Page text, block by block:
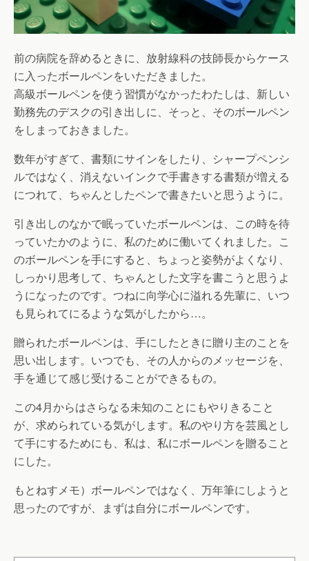
前の病院を辞めるときに、放射線科の技師長からケース
に入ったボールペンをいただきました。
高級ボールペンを使う習慣がなかったわたしは、新しい
勤務先のデスクの引き出しに、そっと、そのボールペン
をしまっておきました。
数年がすぎて、書類にサインをしたり、シャープペンシ
ルではなく、消えないインクで手書きする書類が増える
につれて、ちゃんとしたペンで書きたいと思うように。
引き出しのなかで眠っていたボールペンは、この時を待
っていたかのように、私のために働いてくれました。こ
のボールペンを手にすると、ちょっと姿勢がよくなり、
しっかり思考して、ちゃんとした文字を書こうと思うよ
うになったのです。つねに向学心に溢れる先輩に、いつ
も見られてにるような気がしたから…。
贈られたボールペンは、手にしたときに贈り主のことを
思い出します。いつでも、その人からのメッセージを、
手を通じて感じ受けることができるもの。
この4月からはさらなる未知のことにもやりきること
が、求められている気がします。私のやり方を芸風とし
て手にするためにも、私は、私にボールペンを贈ること
にした。
もとねすメモ）ボールペンではなく、万年筆にしようと
思ったのですが、まずは自分にボールペンです。